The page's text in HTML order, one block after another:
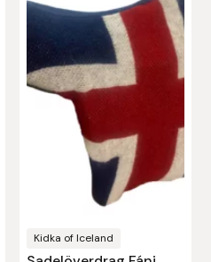
Kidka of Iceland